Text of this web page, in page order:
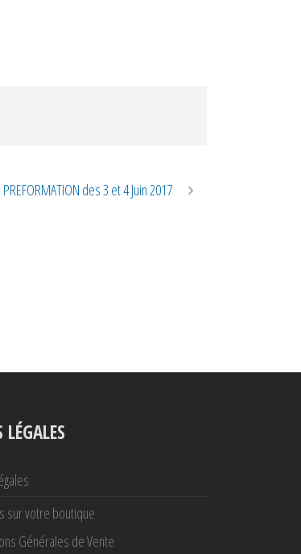
des 3 et 4 Juin 2017
sur votre boutique
Générales de Vente